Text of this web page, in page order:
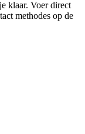
klaar. Voer direct
methodes op de